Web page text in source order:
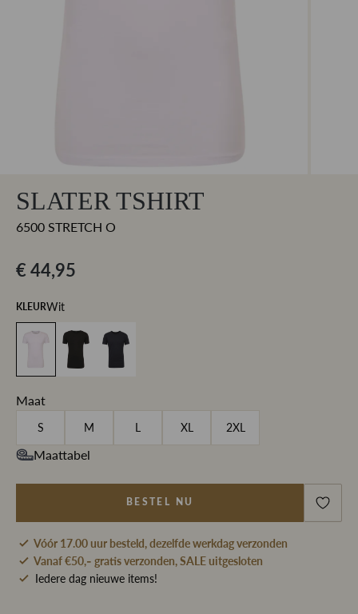
SLATER TSHIRT
6500 STRETCH O
€ 44,95
KLEURWit
Maat
S M L XL 2XL
Maattabel
BESTEL NU
Vóór 17.00 uur besteld, dezelfde werkdag verzonden
Vanaf €50,- gratis verzonden, SALE uitgesloten
Iedere dag nieuwe items!